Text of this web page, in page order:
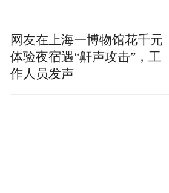
网友在上海一博物馆花千元
体验夜宿遇“鼾声攻击”，工
作人员发声